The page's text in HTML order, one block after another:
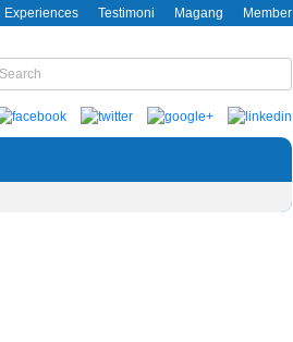
Experiences Testimoni Magang Member